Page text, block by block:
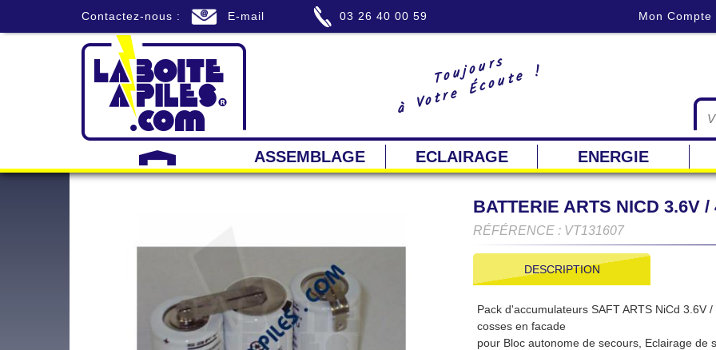
Contactez-nous : E-mail 03 26 40 00 59 Mon Compte
Toujours
à Votre Écoute !
ASSEMBLAGE ECLAIRAGE ENERGIE
BATTERIE ARTS NICD 3.6V
RÉFÉRENCE : VT131607
DESCRIPTION
Pack d'accumulateurs SAFT ARTS NiCd 3.6V
cosses en facade
pour Bloc autonome de secours, Eclairage de